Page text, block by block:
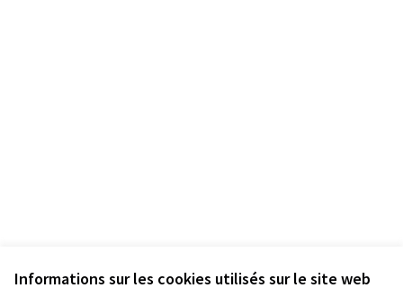
Informations sur les cookies utilisés sur le site web